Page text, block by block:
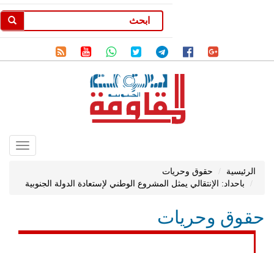
الرئيسية
حقوق وحريات
باحداد: الإنتقالي يمثل المشروع الوطني لإستعادة الدولة الجنوبية
حقوق وحريات